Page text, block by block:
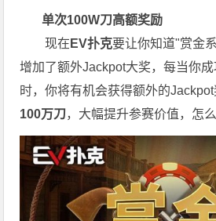
单次100W刀高额奖励
现在 EV扑克要让你知道"赏金
增加了额外Jackpot大奖，每当你
时，你将有机会获得额外的
100万刀，大幅提升参赛价值，怎